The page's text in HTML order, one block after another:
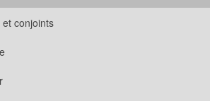
conjoints